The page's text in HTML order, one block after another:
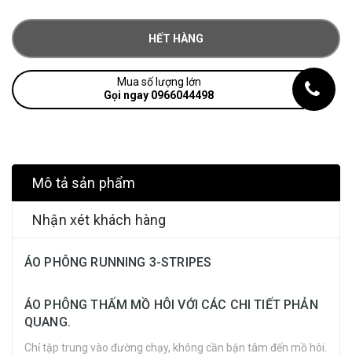
HẾT HÀNG
Mua số lượng lớn
Gọi ngay 0966044498
Mô tả sản phẩm
Nhận xét khách hàng
ÁO PHÔNG RUNNING 3-STRIPES
ÁO PHÔNG THẤM MỒ HÔI VỚI CÁC CHI TIẾT PHẢN
QUANG.
Chỉ tập trung vào đường chạy, không cần bận tâm đến mồ hôi.